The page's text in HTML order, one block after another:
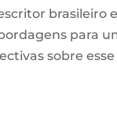
brasileiro
para
sobre